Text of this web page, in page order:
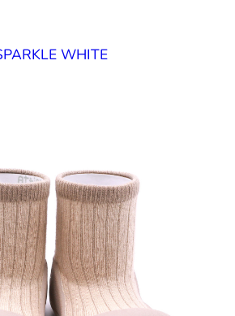
WHITE